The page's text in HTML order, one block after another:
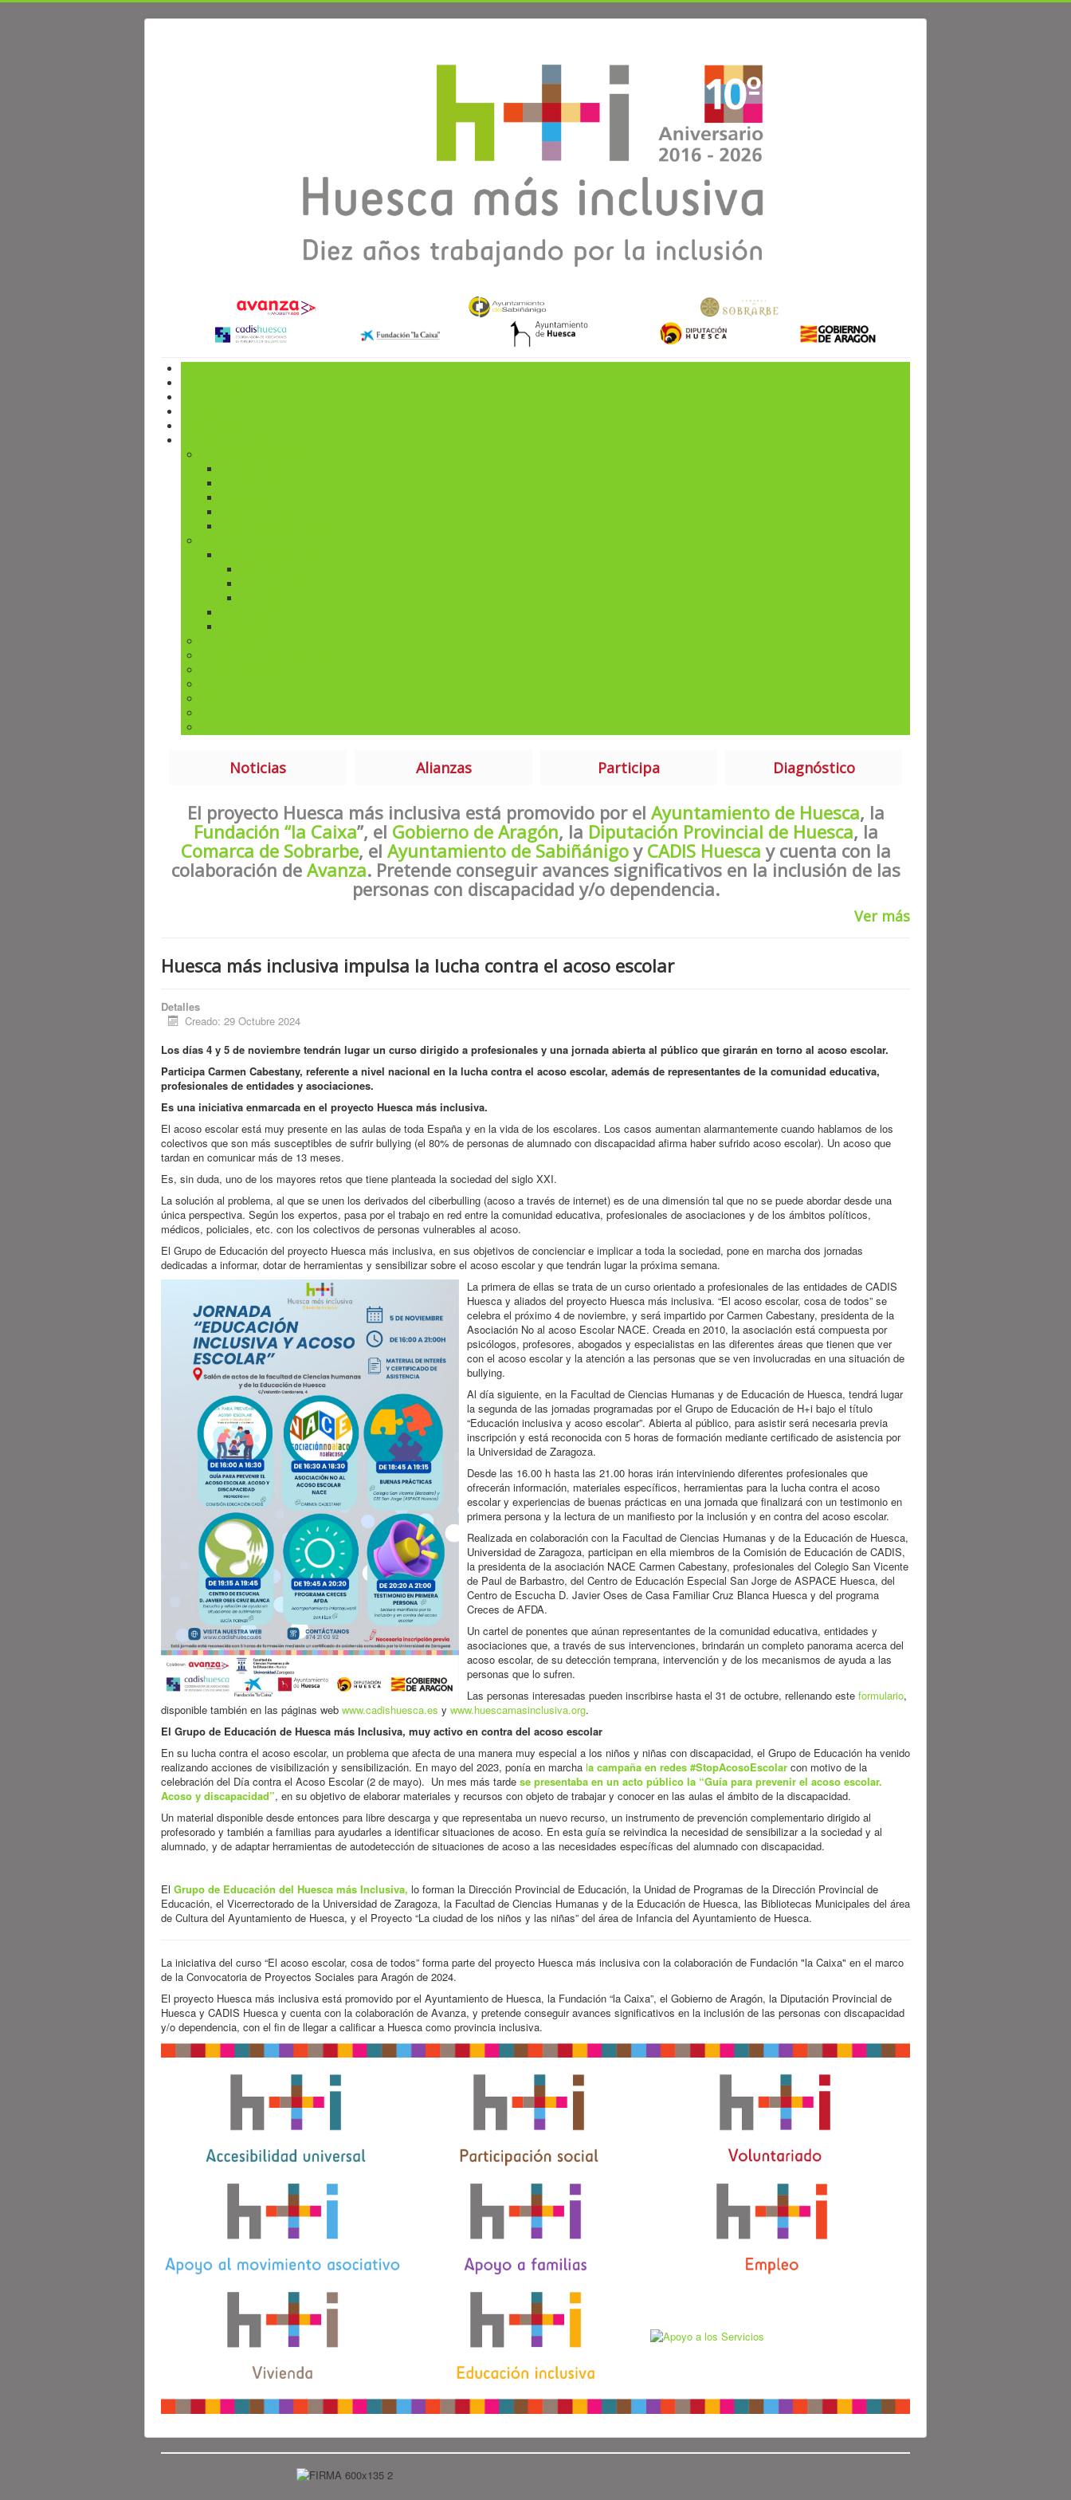
Noticias Alianzas Participa Diagnóstico
El proyecto Huesca más inclusiva está promovido por el Ayuntamiento de Huesca, la
Fundación “la Caixa”, el Gobierno de Aragón, la Diputación Provincial de Huesca, la
Comarca de Sobrarbe, el Ayuntamiento de Sabiñánigoy CADIS Huesca y cuenta con la
colaboración de Avanza. Pretende conseguir avances significativos en la inclusión de las
personas con discapacidad y/o dependencia.
Ver más
Huesca más inclusiva impulsa la lucha contra el acoso escolar
Detalles
Creado: 29 Octubre 2024
Los días 4 y 5 de noviembre tendrán lugar un curso dirigido a profesionales y una jornada abierta al público que girarán en torno al acoso escolar.
Participa Carmen Cabestany, referente a nivel nacional en la lucha contra el acoso escolar, además de representantes de la comunidad educativa,
profesionales de entidades y asociaciones.
Es una iniciativa enmarcada en el proyecto Huesca más inclusiva.
El acoso escolar está muy presente en las aulas de toda España y en la vida de los escolares. Los casos aumentan alarmantemente cuando hablamos de los
colectivos que son más susceptibles de sufrir bullying (el 80% de personas de alumnado con discapacidad afirma haber sufrido acoso escolar). Un acoso que
tardan en comunicar más de 13 meses.
Es, sin duda, uno de los mayores retos que tiene planteada la sociedad del siglo XXI.
La solución al problema, al que se unen los derivados del ciberbulling (acoso a través de internet) es de una dimensión tal que no se puede abordar desde una
única perspectiva. Según los expertos, pasa por el trabajo en red entre la comunidad educativa, profesionales de asociaciones y de los ámbitos políticos,
médicos, policiales, etc. con los colectivos de personas vulnerables al acoso.
El Grupo de Educación del proyecto Huesca más inclusiva, en sus objetivos de concienciar e implicar a toda la sociedad, pone en marcha dos jornadas
dedicadas a informar, dotar de herramientas y sensibilizar sobre el acoso escolar y que tendrán lugar la próxima semana.
La primera de ellas se trata de un curso orientado a profesionales de las entidades de CADIS
Huesca y aliados del proyecto Huesca más inclusiva. “El acoso escolar, cosa de todos” se
celebra el próximo 4 de noviembre, y será impartido por Carmen Cabestany, presidenta de la
Asociación No al acoso Escolar NACE. Creada en 2010, la asociación está compuesta por
psicólogos, profesores, abogados y especialistas en las diferentes áreas que tienen que ver
con el acoso escolar y la atención a las personas que se ven involucradas en una situación de
bullying.
Al día siguiente, en la Facultad de Ciencias Humanas y de Educación de Huesca, tendrá lugar
la segunda de las jornadas programadas por el Grupo de Educación de H+i bajo el título
“Educación inclusiva y acoso escolar”. Abierta al público, para asistir será necesaria previa
inscripción y está reconocida con 5 horas de formación mediante certificado de asistencia por
la Universidad de Zaragoza.
Desde las 16.00 h hasta las 21.00 horas irán interviniendo diferentes profesionales que
ofrecerán información, materiales específicos, herramientas para la lucha contra el acoso
escolar y experiencias de buenas prácticas en una jornada que finalizará con un testimonio en
primera persona y la lectura de un manifiesto por la inclusión y en contra del acoso escolar.
Realizada en colaboración con la Facultad de Ciencias Humanas y de la Educación de Huesca,
Universidad de Zaragoza, participan en ella miembros de la Comisión de Educación de CADIS,
la presidenta de la asociación NACE Carmen Cabestany, profesionales del Colegio San Vicente
de Paul de Barbastro, del Centro de Educación Especial San Jorge de ASPACE Huesca, del
Centro de Escucha D. Javier Oses de Casa Familiar Cruz Blanca Huesca y del programa
Creces de AFDA.
Un cartel de ponentes que aúnan representantes de la comunidad educativa, entidades y
asociaciones que, a través de sus intervenciones, brindarán un completo panorama acerca del
acoso escolar, de su detección temprana, intervención y de los mecanismos de ayuda a las
personas que lo sufren.
Las personas interesadas pueden inscribirse hasta el 31 de octubre, rellenando este formulario,
disponible también en las páginas web www.cadishuesca.es y www.huescamasinclusiva.org.
El Grupo de Educación de Huesca más Inclusiva, muy activo en contra del acoso escolar
En su lucha contra el acoso escolar, un problema que afecta de una manera muy especial a los niños y niñas con discapacidad, el Grupo de Educación ha venido
realizando acciones de visibilización y sensibilización. En mayo del 2023, ponía en marcha la campaña en redes #StopAcosoEscolar con motivo de la
celebración del Día contra el Acoso Escolar (2 de mayo). Un mes más tarde se presentaba en un acto público la “Guía para prevenir el acoso escolar.
Acoso y discapacidad”, en su objetivo de elaborar materiales y recursos con objeto de trabajar y conocer en las aulas el ámbito de la discapacidad.
Un material disponible desde entonces para libre descarga y que representaba un nuevo recurso, un instrumento de prevención complementario dirigido al
profesorado y también a familias para ayudarles a identificar situaciones de acoso. En esta guía se reivindica la necesidad de sensibilizar a la sociedad y al
alumnado, y de adaptar herramientas de autodetección de situaciones de acoso a las necesidades específicas del alumnado con discapacidad.
El Grupo de Educación del Huesca más Inclusiva, lo forman la Dirección Provincial de Educación, la Unidad de Programas de la Dirección Provincial de
Educación, el Vicerrectorado de la Universidad de Zaragoza, la Facultad de Ciencias Humanas y de la Educación de Huesca, las Bibliotecas Municipales del área
de Cultura del Ayuntamiento de Huesca, y el Proyecto “La ciudad de los niños y las niñas” del área de Infancia del Ayuntamiento de Huesca.
La iniciativa del curso “El acoso escolar, cosa de todos” forma parte del proyecto Huesca más inclusiva con la colaboración de Fundación "la Caixa" en el marco
de la Convocatoria de Proyectos Sociales para Aragón de 2024.
El proyecto Huesca más inclusiva está promovido por el Ayuntamiento de Huesca, la Fundación “la Caixa”, el Gobierno de Aragón, la Diputación Provincial de
Huesca y CADIS Huesca y cuenta con la colaboración de Avanza, y pretende conseguir avances significativos en la inclusión de las personas con discapacidad
y/o dependencia, con el fin de llegar a calificar a Huesca como provincia inclusiva.